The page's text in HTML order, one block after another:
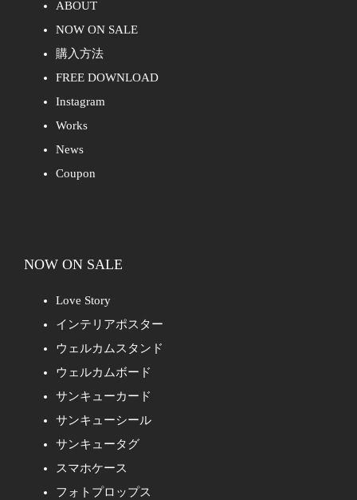
ABOUT
NOW ON SALE
購入方法
FREE DOWNLOAD
Instagram
Works
News
Coupon
NOW ON SALE
Love Story
インテリアポスター
ウェルカムスタンド
ウェルカムボード
サンキューカード
サンキューシール
サンキュータグ
スマホケース
フォトプロップス